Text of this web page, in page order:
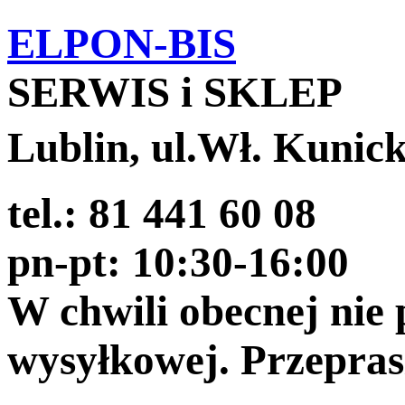
ELPON-BIS
SERWIS i SKLEP
Lublin, ul.Wł.
tel.: 81 441 60 08
pn-pt: 10:30-16:00
W chwili obecnej nie
wysyłkowej.